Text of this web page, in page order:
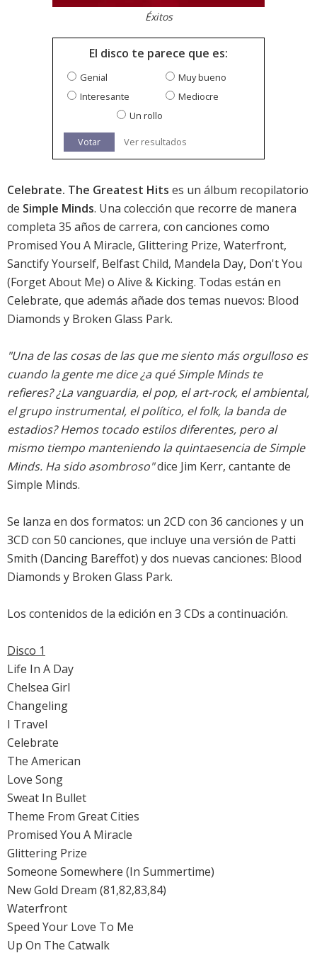
Éxitos
El disco te parece que es:
Genial
Muy bueno
Interesante
Mediocre
Un rollo
Votar Ver resultados
Celebrate. The Greatest Hits es un álbum recopilatorio
de Simple Minds. Una colección que recorre de manera
completa 35 años de carrera, con canciones como
Promised You A Miracle, Glittering Prize, Waterfront,
Sanctify Yourself, Belfast Child, Mandela Day, Don't You
(Forget About Me) o Alive & Kicking. Todas están en
Celebrate, que además añade dos temas nuevos: Blood
Diamonds y Broken Glass Park.
"Una de las cosas de las que me siento más orgulloso es
cuando la gente me dice ¿a qué Simple Minds te
refieres? ¿La vanguardia, el pop, el art-rock, el ambiental,
el grupo instrumental, el político, el folk, la banda de
estadios? Hemos tocado estilos diferentes, pero al
mismo tiempo manteniendo la quintaesencia de Simple
Minds. Ha sido asombroso"dice Jim Kerr, cantante de
Simple Minds.
Se lanza en dos formatos: un 2CD con 36 canciones y un
3CD con 50 canciones, que incluye una versión de Patti
Smith (Dancing Bareffot) y dos nuevas canciones: Blood
Diamonds y Broken Glass Park.
Los contenidos de la edición en 3 CDs a continuación.
Disco 1
Life In A Day
Chelsea Girl
Changeling
I Travel
Celebrate
The American
Love Song
Sweat In Bullet
Theme From Great Cities
Promised You A Miracle
Glittering Prize
Someone Somewhere (In Summertime)
New Gold Dream (81,82,83,84)
Waterfront
Speed Your Love To Me
Up On The Catwalk